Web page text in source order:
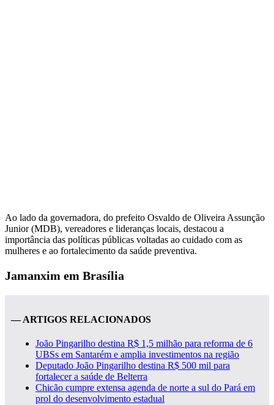
Ao lado da governadora, do prefeito Osvaldo de Oliveira Assunção
Junior (MDB), vereadores e lideranças locais, destacou a
importância das políticas públicas voltadas ao cuidado com as
mulheres e ao fortalecimento da saúde preventiva.
Jamanxim em Brasília
— ARTIGOS RELACIONADOS
João Pingarilho destina R$ 1,5 milhão para reforma de 6
UBSs em Santarém e amplia investimentos na região
Deputado João Pingarilho destina R$ 500 mil para
fortalecer a saúde de Belterra
Chicão cumpre extensa agenda de norte a sul do Pará em
prol do desenvolvimento estadual